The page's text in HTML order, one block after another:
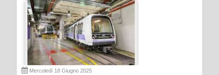
Mercoledì 18 Giugno 2025